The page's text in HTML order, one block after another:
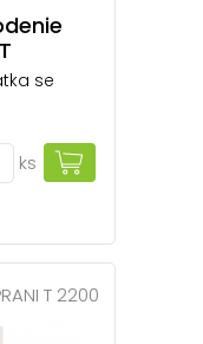
se
ks
T 2200